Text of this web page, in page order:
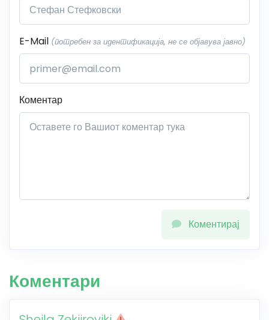
E-Mail (потребен за идентификација, не се објавува јавно)
Коментар
Коментирај
Коментари